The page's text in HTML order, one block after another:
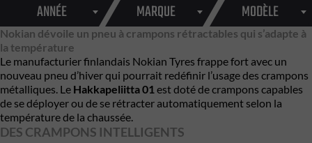
ANNÉE MARQUE MODÈLE
Nokian dévoile un pneu à crampons rétractables qui s’adapte à
la température
Le manufacturier finlandais Nokian Tyres frappe fort avec un
nouveau pneu d’hiver qui pourrait redéfinir l’usage des crampons
métalliques. Le Hakkapeliitta 01 est doté de crampons capables
de se déployer ou de se rétracter automatiquement selon la
température de la chaussée.
DES CRAMPONS INTELLIGENTS